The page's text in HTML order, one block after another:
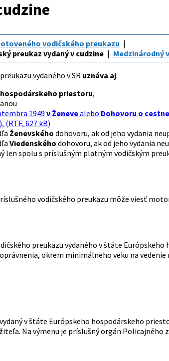
vodičského preukazu
preukaz vydaný v cudzine Medzinárodný
vydaného v SR uznáva aj:
priestoru,
1949 v Ženevealebo Dohovoru o
627 kB)
Ženevského dohovoru, ak od jeho vydania
Viedenského dohovoru, ak od jeho vydania
len spolu s príslušným platným vodičským
vodičského preukazu môže viesť
preukazu vydaného v štáte Európskeho
okrem minimálneho veku na
v štáte Európskeho hospodárskeho
Na výmenu je príslušný orgán